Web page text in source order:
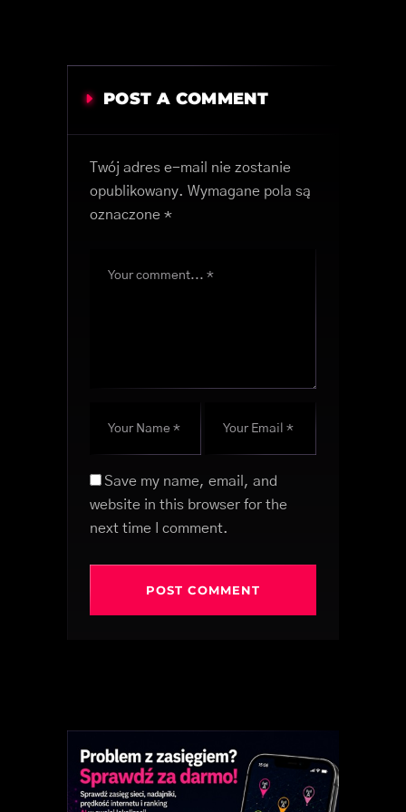
POST A COMMENT
Twój adres e-mail nie zostanie
opublikowany. Wymagane pola są
oznaczone *
Save my name, email, and
website in this browser for the
next time I comment.